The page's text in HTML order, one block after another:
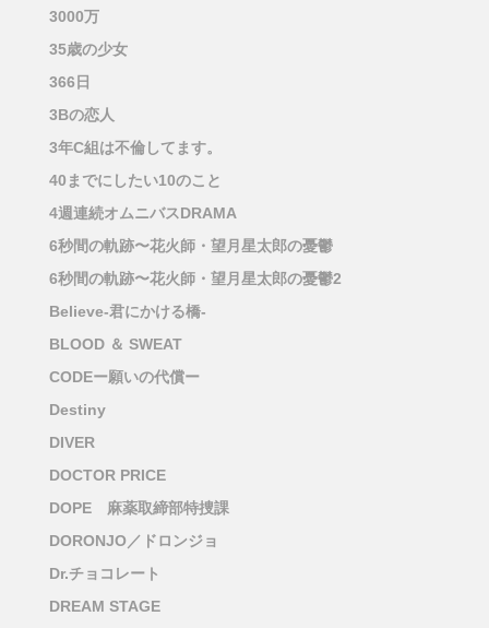
3000万
35歳の少女
366日
3Bの恋人
3年C組は不倫してます。
40までにしたい10のこと
4週連続オムニバスDRAMA
6秒間の軌跡〜花火師・望月星太郎の憂鬱
6秒間の軌跡〜花火師・望月星太郎の憂鬱2
Believe-君にかける橋-
BLOOD ＆ SWEAT
CODEー願いの代償ー
Destiny
DIVER
DOCTOR PRICE
DOPE 麻薬取締部特捜課
DORONJO／ドロンジョ
Dr.チョコレート
DREAM STAGE